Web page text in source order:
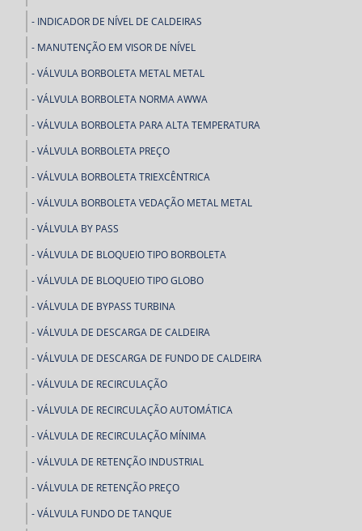
INDICADOR DE NÍVEL DE CALDEIRAS
MANUTENÇÃO EM VISOR DE NÍVEL
VÁLVULA BORBOLETA METAL METAL
VÁLVULA BORBOLETA NORMA AWWA
VÁLVULA BORBOLETA PARA ALTA TEMPERATURA
VÁLVULA BORBOLETA PREÇO
VÁLVULA BORBOLETA TRIEXCÊNTRICA
VÁLVULA BORBOLETA VEDAÇÃO METAL METAL
VÁLVULA BY PASS
VÁLVULA DE BLOQUEIO TIPO BORBOLETA
VÁLVULA DE BLOQUEIO TIPO GLOBO
VÁLVULA DE BYPASS TURBINA
VÁLVULA DE DESCARGA DE CALDEIRA
VÁLVULA DE DESCARGA DE FUNDO DE CALDEIRA
VÁLVULA DE RECIRCULAÇÃO
VÁLVULA DE RECIRCULAÇÃO AUTOMÁTICA
VÁLVULA DE RECIRCULAÇÃO MÍNIMA
VÁLVULA DE RETENÇÃO INDUSTRIAL
VÁLVULA DE RETENÇÃO PREÇO
VÁLVULA FUNDO DE TANQUE